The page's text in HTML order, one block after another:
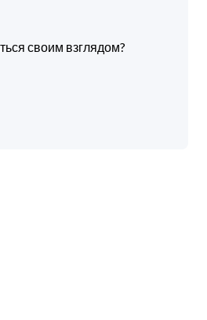
своим взглядом?